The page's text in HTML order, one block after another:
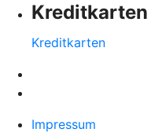
Kreditkarten
Kreditkarten
Impressum